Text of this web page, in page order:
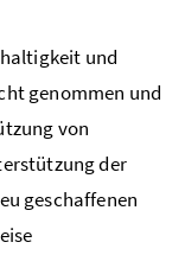
und
genommen und
von
der
geschaffenen